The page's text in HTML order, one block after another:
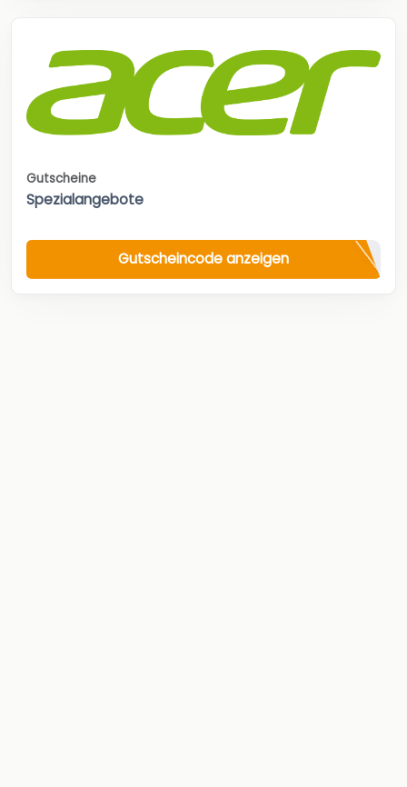
Gutscheine
Spezialangebote
Gutscheincode anzeigen